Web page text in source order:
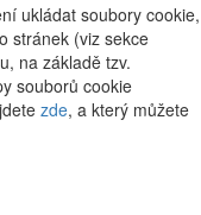
ukládat soubory cookie,
stránek (viz sekce
na základě tzv.
souborů cookie
zde, a který můžete